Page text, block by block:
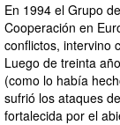
En 1994 el Grupo
Cooperación en
conflictos, intervino
Luego de treinta
(como lo había
sufrió los ataques
fortalecida por el